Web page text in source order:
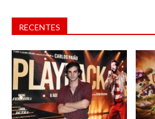
RECENTES